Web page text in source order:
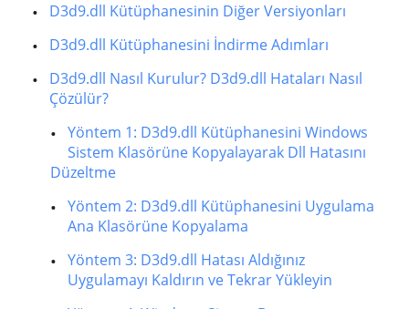
D3d9.dll Kütüphanesinin Diğer Versiyonları
D3d9.dll Kütüphanesini İndirme Adımları
D3d9.dll Nasıl Kurulur? D3d9.dll Hataları Nasıl
Çözülür?
Yöntem 1: D3d9.dll Kütüphanesini Windows
Sistem Klasörüne Kopyalayarak Dll Hatasını
Düzeltme
Yöntem 2: D3d9.dll Kütüphanesini Uygulama
Ana Klasörüne Kopyalama
Yöntem 3: D3d9.dll Hatası Aldığınız
Uygulamayı Kaldırın ve Tekrar Yükleyin